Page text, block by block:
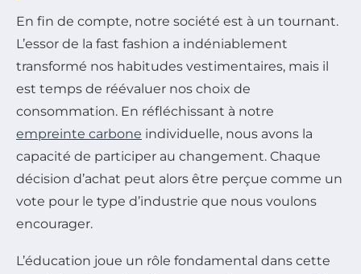
En fin de compte, notre société est à un tournant.
L’essor de la fast fashion a indéniablement
transformé nos habitudes vestimentaires, mais il
est temps de réévaluer nos choix de
consommation. En réfléchissant à notre
empreinte carbone individuelle, nous avons la
capacité de participer au changement. Chaque
décision d’achat peut alors être perçue comme un
vote pour le type d’industrie que nous voulons
encourager.
L’éducation joue un rôle fondamental dans cette